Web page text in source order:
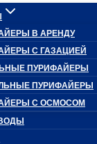
В АРЕНДУ
С ГАЗАЦИЕЙ
ПУРИФАЙЕРЫ
ПУРИФАЙЕРЫ
С ОСМОСОМ